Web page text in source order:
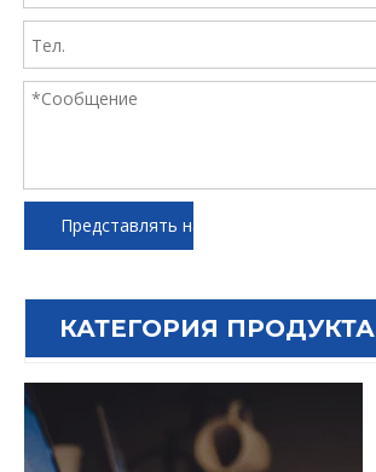
Представлять на рассмотрение
КАТЕГОРИЯ ПРОДУКТА